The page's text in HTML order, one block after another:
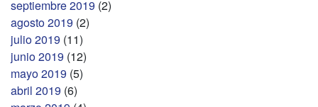
septiembre 2019 (2)
agosto 2019 (2)
julio 2019 (11)
junio 2019 (12)
mayo 2019 (5)
abril 2019 (6)